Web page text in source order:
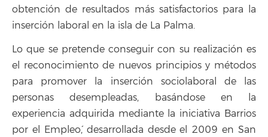
obtención de resultados más satisfactorios para la
inserción laboral en la isla de La Palma.
Lo que se pretende conseguir con su realización es
el reconocimiento de nuevos principios y métodos
para promover la inserción sociolaboral de las
personas desempleadas, basándose en la
experiencia adquirida mediante la iniciativa `Barrios
por el Empleo´, desarrollada desde el 2009 en San